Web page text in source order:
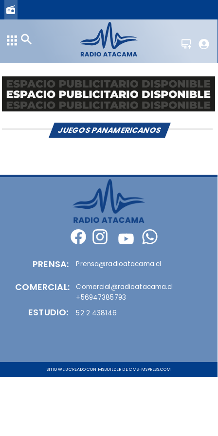
JUEGOS PANAMERICANOS
SITIO WEB CREADO CON MSBUILDER DE CMS-MSPRESS.COM
PRENSA:
COMERCIAL:
Prensa@radioatacama.cl
Comercial@radioatacama.cl
+56947385793
ESTUDIO: 52 2 438146